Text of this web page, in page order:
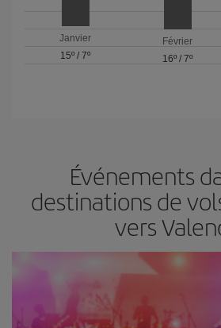
Janvier
15º /7º
Février
16º / 7º
Événements
destinations de
vers